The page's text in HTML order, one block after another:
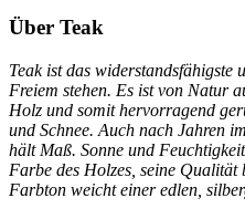
Über Teak
Teak ist das widerstandsfähigste
Freiem stehen. Es ist von Natur
Holz und somit hervorragend
und Schnee. Auch nach Jahren
hält Maß. Sonne und
Farbe des Holzes, seine
Farbton weicht einer edlen,